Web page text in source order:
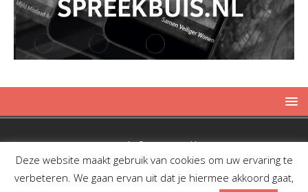
Copyright © 2019 Spreekbuis
Deze website maakt gebruik van cookies om uw ervaring te
verbeteren. We gaan ervan uit dat je hiermee akkoord gaat,